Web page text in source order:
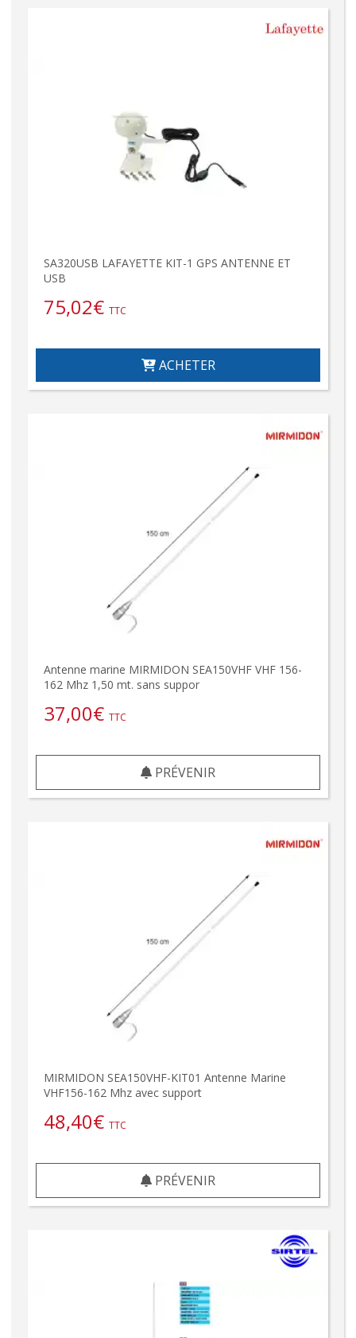
SA320USB LAFAYETTE KIT-1 GPS ANTENNE ET
USB
75,02€ TTC
ACHETER
Antenne marine MIRMIDON SEA150VHF VHF 156-
162 Mhz 1,50 mt. sans suppor
37,00€ TTC
PRÉVENIR
MIRMIDON SEA150VHF-KIT01 Antenne Marine
VHF156-162 Mhz avec support
48,40€ TTC
PRÉVENIR